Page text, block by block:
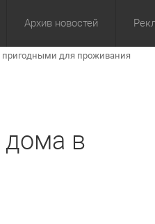
Спорт ЖКХ
Архив новостей
За сутки За 3 дня
пригодными для проживания
дома в